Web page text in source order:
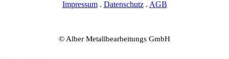
Impressum. Datenschutz. AGB
© Alber Metallbearbeitungs GmbH